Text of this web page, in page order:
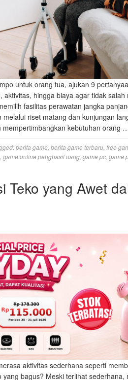
untuk orang tua, ajukan 9
aktivitas, hingga biaya agar tidak
fasilitas perawatan jangka
melalui riset matang dan kunjungan
mempertimbangkan kebutuhan orang
berita game berita game terbaru free
game online penghasil uang game pc game
Teko yang Awet
aktivitas sederhana seperti
yang bagus? Meski terlihat sederhana,